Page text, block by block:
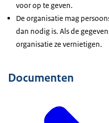
voor op te geven.
De organisatie mag
dan nodig is. Als de
organisatie ze vernietigen.
Documenten